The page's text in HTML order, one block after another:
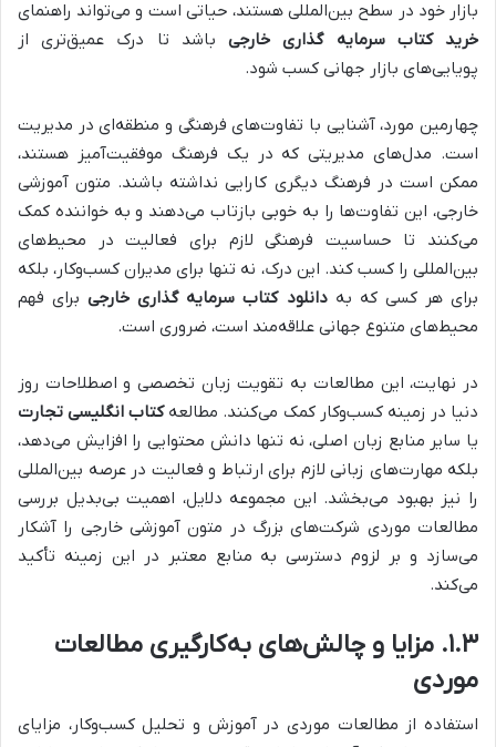
بازار خود در سطح بین‌المللی هستند، حیاتی است و می‌تواند راهنمای
خرید کتاب سرمایه گذاری خارجیباشد تا درک عمیق‌تری از
پویایی‌های بازار جهانی کسب شود.
چهارمین مورد، آشنایی با تفاوت‌های فرهنگی و منطقه‌ای در مدیریت
است. مدل‌های مدیریتی که در یک فرهنگ موفقیت‌آمیز هستند،
ممکن است در فرهنگ دیگری کارایی نداشته باشند. متون آموزشی
خارجی، این تفاوت‌ها را به خوبی بازتاب می‌دهند و به خواننده کمک
می‌کنند تا حساسیت فرهنگی لازم برای فعالیت در محیط‌های
بین‌المللی را کسب کند. این درک، نه تنها برای مدیران کسب‌وکار، بلکه
برای هر کسی که بهدانلود کتاب سرمایه گذاری خارجیبرای فهم
محیط‌های متنوع جهانی علاقه‌مند است، ضروری است.
در نهایت، این مطالعات به تقویت زبان تخصصی و اصطلاحات روز
دنیا در زمینه کسب‌وکار کمک می‌کنند. مطالعهکتاب انگلیسی تجارت
یا سایر منابع زبان اصلی، نه تنها دانش محتوایی را افزایش می‌دهد،
بلکه مهارت‌های زبانی لازم برای ارتباط و فعالیت در عرصه بین‌المللی
را نیز بهبود می‌بخشد. این مجموعه دلایل، اهمیت بی‌بدیل بررسی
مطالعات موردی شرکت‌های بزرگ در متون آموزشی خارجی را آشکار
می‌سازد و بر لزوم دسترسی به منابع معتبر در این زمینه تأکید
می‌کند.
۱.۳. مزایا و چالش‌های به‌کارگیری مطالعات
موردی
استفاده از مطالعات موردی در آموزش و تحلیل کسب‌وکار، مزایای